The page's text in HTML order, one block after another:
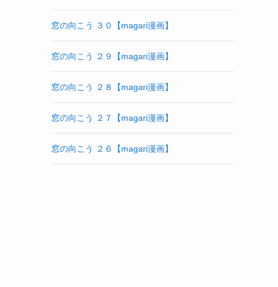
窓の向こう ３０【magari漫画】
窓の向こう ２９【magari漫画】
窓の向こう ２８【magari漫画】
窓の向こう ２７【magari漫画】
窓の向こう ２６【magari漫画】